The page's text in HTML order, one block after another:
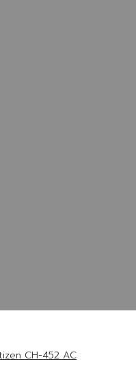
CH-452 AC